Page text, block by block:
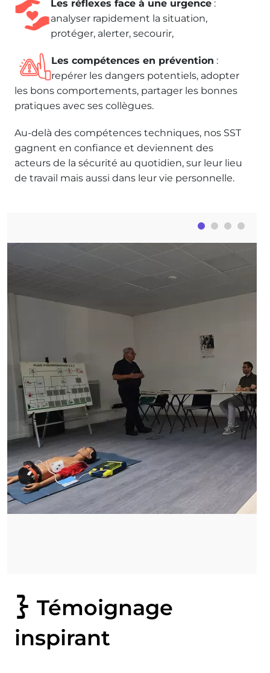
Les réflexes face à une urgence :
analyser rapidement la situation,
protéger, alerter, secourir,
Les compétences en prévention :
repérer les dangers potentiels, adopter
les bons comportements, partager les bonnes
pratiques avec ses collègues.
Au-delà des compétences techniques, nos SST
gagnent en confiance et deviennent des
acteurs de la sécurité au quotidien, sur leur lieu
de travail mais aussi dans leur vie personnelle.
Témoignage
inspirant